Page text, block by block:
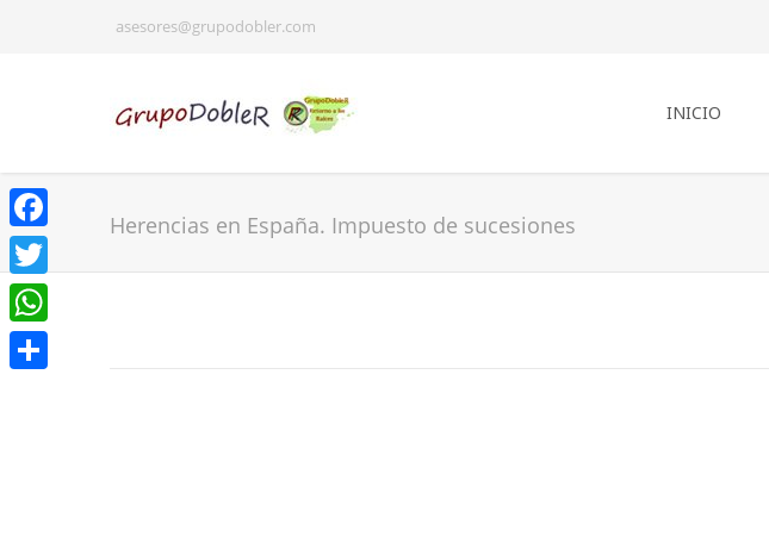
asesores@grupodobler.com
INICIO
Herencias en España. Impuesto de sucesiones
Facebook
Twitter
WhatsApp